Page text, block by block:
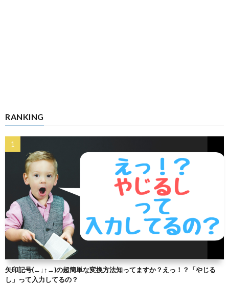
RANKING
矢印記号(←↓↑→)の超簡単な変換方法知ってますか？えっ！？「やじる
し」って入力してるの？